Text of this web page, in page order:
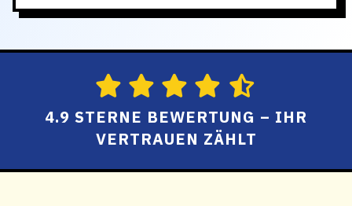
4.9 STERNE BEWERTUNG – IHR
VERTRAUEN ZÄHLT